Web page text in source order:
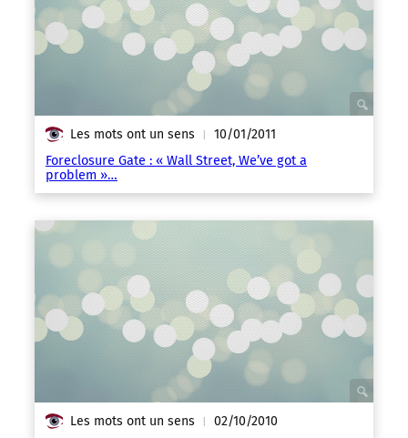
Les mots ont un sens | 10/01/2011
Foreclosure Gate : « Wall Street, We’ve got a
problem »…
Les mots ont un sens | 02/10/2010